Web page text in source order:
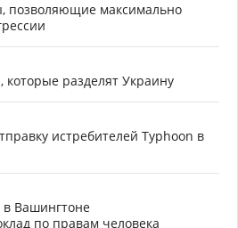
позволяющие максимально
разделят Украину
истребителей Typhoon в
в Вашингтоне
по правам человека